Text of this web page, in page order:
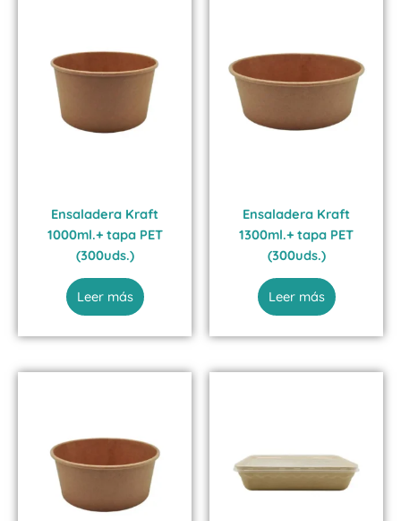
Ensaladera Kraft
1000ml.+ tapa PET
(300uds.)
Leer más
Ensaladera Kraft
1300ml.+ tapa PET
(300uds.)
Leer más